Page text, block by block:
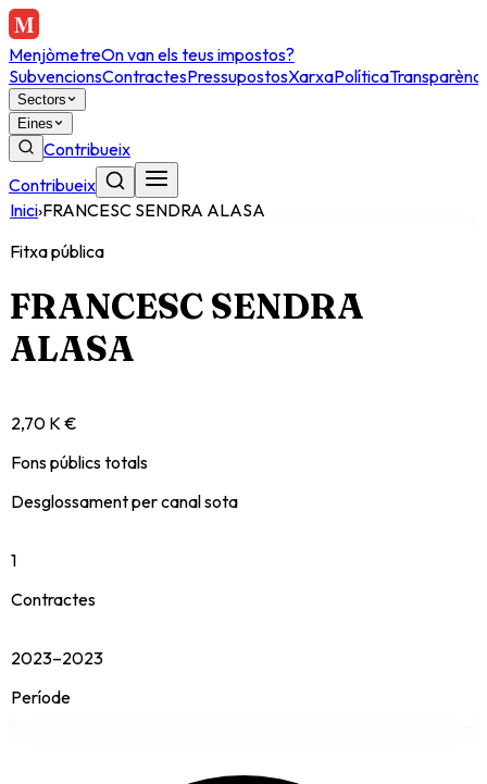
MenjòmetreOn van els teus impostos?
SubvencionsContractesPressupostosXarxaPolítica
Sectors
Eines
Contribueix
Contribueix
Inici›FRANCESC SENDRA ALASA
Fitxa pública
FRANCESC SENDRA
ALASA
2,70 K €
Fons públics totals
Desglossament per canal sota
1
Contractes
2023–2023
Període